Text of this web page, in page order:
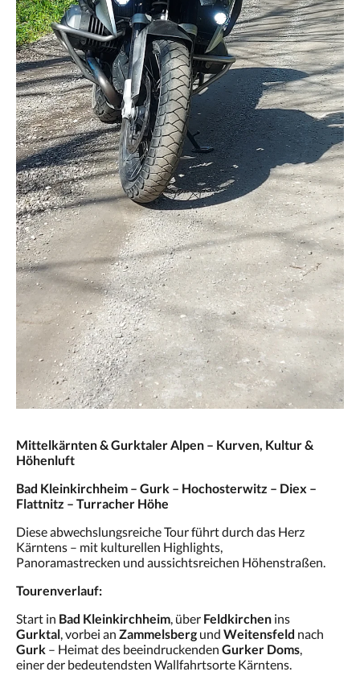
Mittelkärnten & Gurktaler Alpen – Kurven, Kultur &
Höhenluft
Bad Kleinkirchheim – Gurk – Hochosterwitz – Diex –
Flattnitz – Turracher Höhe
Diese abwechslungsreiche Tour führt durch das Herz
Kärntens – mit kulturellen Highlights,
Panoramastrecken und aussichtsreichen Höhenstraßen.
Tourenverlauf:
Start in Bad Kleinkirchheim, über Feldkirchen ins
Gurktal, vorbei an Zammelsberg und Weitensfeld nach
Gurk – Heimat des beeindruckenden Gurker Doms,
einer der bedeutendsten Wallfahrtsorte Kärntens.